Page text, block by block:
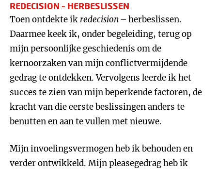
REDECISION – HERBESLISSEN
Toen ontdekte ik redecision– herbeslissen.
Daarmee keek ik, onder begeleiding, terug op
mijn persoonlijke geschiedenis om de
kernoorzaken van mijn conflictvermijdende
gedrag te ontdekken. Vervolgens leerde ik het
succes te zien van mijn beperkende factoren, de
kracht van die eerste beslissingen anders te
benutten en aan te vullen met nieuwe.
Mijn invoelingsvermogen heb ik behouden en
verder ontwikkeld. Mijn pleasegedrag heb ik